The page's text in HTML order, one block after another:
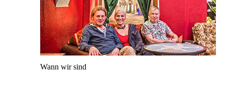
Wann wir sind